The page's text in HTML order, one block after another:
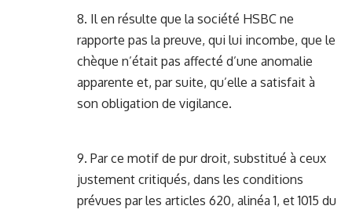
8. Il en résulte que la société HSBC ne
rapporte pas la preuve, qui lui incombe, que le
chèque n’était pas affecté d’une anomalie
apparente et, par suite, qu’elle a satisfait à
son obligation de vigilance.
9. Par ce motif de pur droit, substitué à ceux
justement critiqués, dans les conditions
prévues par les articles 620, alinéa 1, et 1015 du